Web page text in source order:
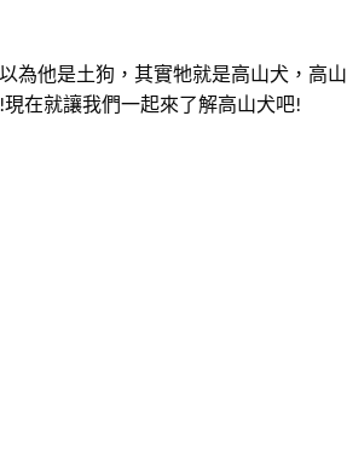
為他是土狗，其實牠就是高山犬，高
在就讓我們一起來了解高山犬吧!